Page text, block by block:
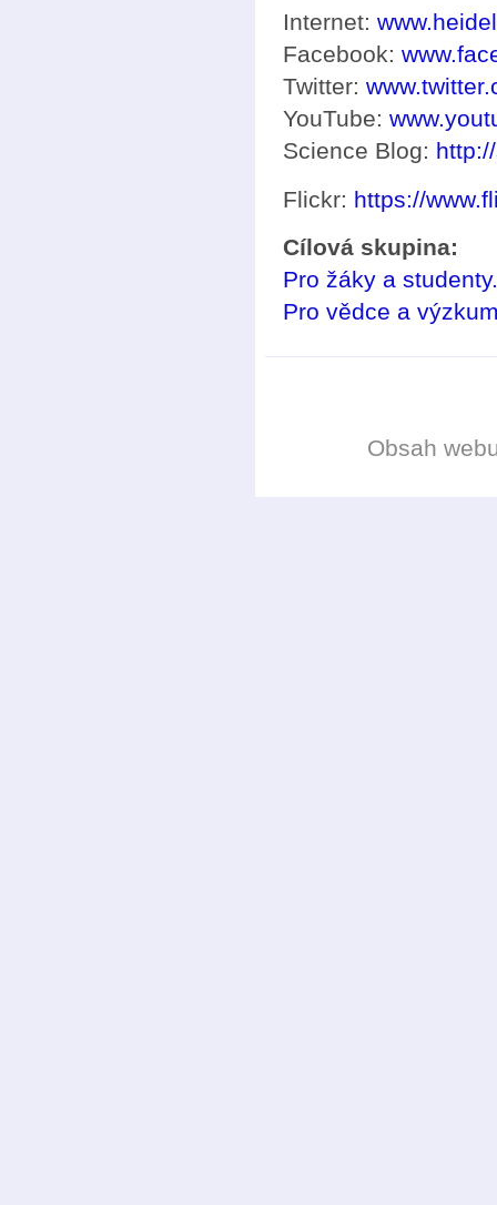
Internet:
Facebook:
Twitter:
YouTube:
Science Blog:
Flickr: https://
Cílová skupina:
Pro žáky a studenty.
Pro vědce a
Obsah